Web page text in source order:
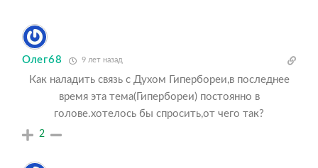
Олег68 9 лет назад
Как наладить связь с Духом Гипербореи,в последнее
время эта тема(Гипербореи) постоянно в
голове.хотелось бы спросить,от чего так?
2